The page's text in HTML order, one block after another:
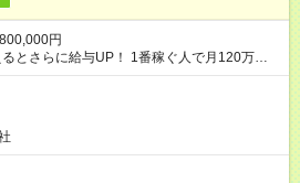
円
とさらに給与UP！ 1番稼ぐ人で月120万ほ
イメージ＞ ■月収50万
在住)※元建築関係 1日150個配達×25日勤務